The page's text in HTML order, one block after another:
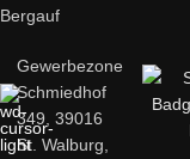
Bergauf
Gewerbezone
Schmiedhof
349, 39016
St. Walburg,